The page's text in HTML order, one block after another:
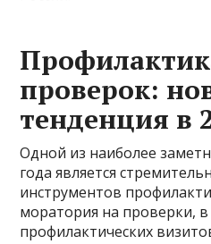
проверок:
тенденция в
Одной из наиболее
года является
инструментов
моратория на проверки, в
профилактических